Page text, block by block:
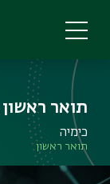
main
תואר
כימיה
תואר ראשון